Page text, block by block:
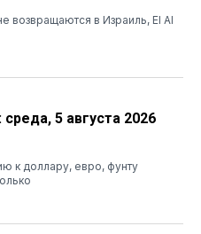
возвращаются в Израиль, El Al
5 августа 2026
к доллару, евро, фунту